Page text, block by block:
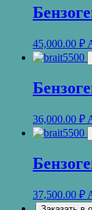
45,000.00 ₽
36,000.00 ₽
37,500.00 ₽